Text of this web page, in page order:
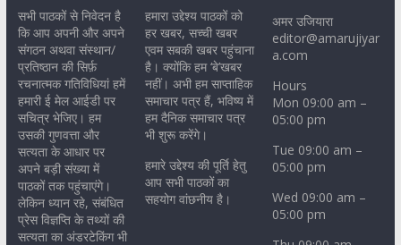
सभी पाठकों से निवेदन है
कि आप अपनी और अपने
संगठन अथवा संस्थान/
प्रतिष्ठान की सिर्फ़
रचनात्मक गतिविधियां हमें
हमारी ई मेल आईडी पर
सचित्र भेजिए। हम
उसकी गुणवत्ता और
सत्यता के आधार पर
अपने बड़ी संख्या में
पाठकों तक पहुंचाएंगे।
लेकिन ध्यान रहे, संबंधित
प्रेस विज्ञप्ति के तथ्यों की
सत्यता का अंडरटेकिंग भी
हमारा उद्देश्य पाठकों को
हर खबर, सच्ची खबर
एवम सबकी खबर पहुंचाना
है। क्योंकि हम ‘बे’खबर
नहीं। अभी हम साप्ताहिक
समाचार पत्र हैं, भविष्य में
हम दैनिक समाचार पत्र
भी शुरू करेंगे।
हमारे उद्देश्य की पूर्ति हेतु
आप सभी पाठकों का
सहयोग वांछनीय है।
अमर उजियारा
editor@amarujiyar
a.com
Hours
Mon 09:00 am –
05:00 pm
Tue 09:00 am –
05:00 pm
Wed 09:00 am –
05:00 pm